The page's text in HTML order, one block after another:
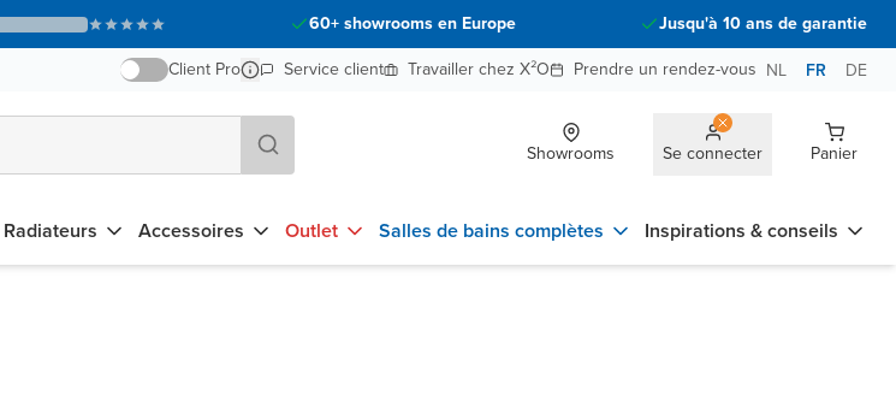
60+ showrooms en Europe
Jusqu'à 10 ans de garantie
Client Pro
Service client Travailler chez X²O Prendre un rendez-vous NL FR DE
Showrooms Se connecter Panier
Radiateurs Accessoires Outlet Salles de bains complètes Inspirations & conseils